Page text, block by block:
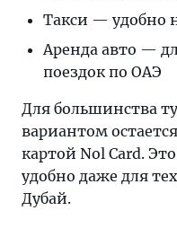
Такси — удобно
Аренда авто —
поездок по ОАЭ
Для большинства
вариантом
картой Nol Card.
удобно даже для
Дубай.